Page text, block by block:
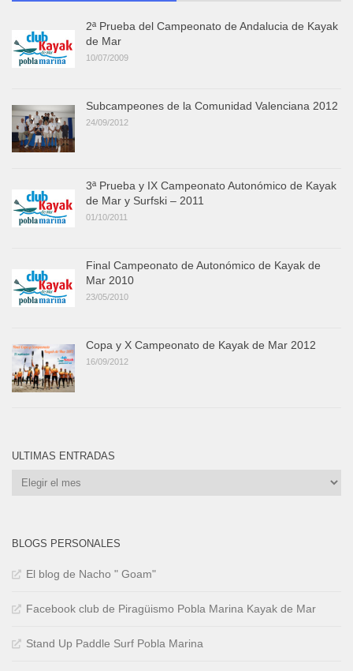
2ª Prueba del Campeonato de Andalucia de Kayak
de Mar
10/07/2009
Subcampeones de la Comunidad Valenciana 2012
24/09/2012
3ª Prueba y IX Campeonato Autonómico de Kayak
de Mar y Surfski – 2011
01/10/2011
Final Campeonato de Autonómico de Kayak de
Mar 2010
23/05/2010
Copa y X Campeonato de Kayak de Mar 2012
16/09/2012
ULTIMAS ENTRADAS
Ultimas
BLOGS PERSONALES
El blog de Nacho " Goam"
Facebook club de Piragüismo Pobla Marina Kayak de Mar
Stand Up Paddle Surf Pobla Marina